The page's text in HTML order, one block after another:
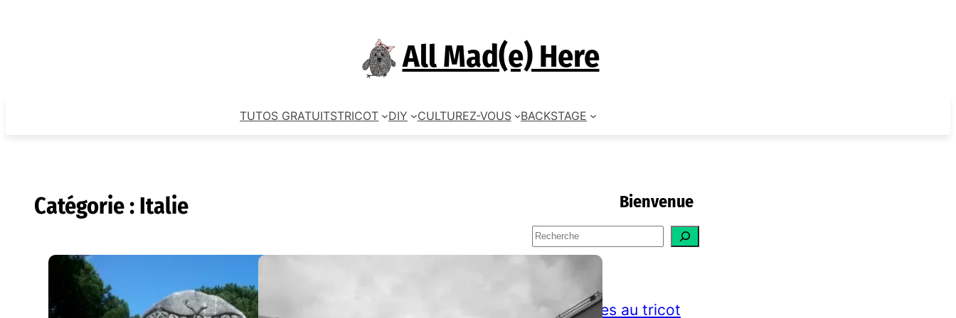
All Mad(e) Here
TUTOS GRATUITSTRICOT DIY CULTUREZ-VOUS BACKSTAGE
Catégorie : Italie Bienvenue
S
e
accessoires au tricot